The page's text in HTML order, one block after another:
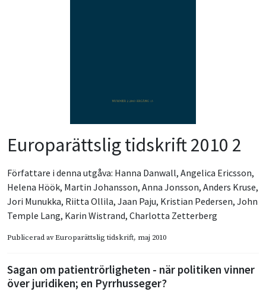
Europarättslig tidskrift 2010 2
Författare i denna utgåva: Hanna Danwall, Angelica Ericsson,
Helena Höök, Martin Johansson, Anna Jonsson, Anders Kruse,
Jori Munukka, Riitta Ollila, Jaan Paju, Kristian Pedersen, John
Temple Lang, Karin Wistrand, Charlotta Zetterberg
Publicerad avEuroparättslig tidskrift, maj 2010
Sagan om patientrörligheten - när politiken vinner
över juridiken; en Pyrrhusseger?